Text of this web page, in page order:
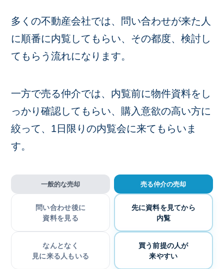
多くの不動産会社では、問い合わせが来た人
に順番に内覧してもらい、その都度、検討し
てもらう流れになります。
一方で売る仲介では、内覧前に物件資料をし
っかり確認してもらい、購入意欲の高い方に
絞って、1日限りの内覧会に来てもらいま
す。
一般的な売却 売る仲介の売却
問い合わせ後に
資料を見る
先に資料を見てから
内覧
なんとなく
見に来る人もいる
買う前提の人が
来やすい